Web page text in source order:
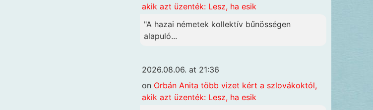
akik azt üzenték: Lesz, ha esik
"A hazai németek kollektív bűnösségen
alapuló...
2026.08.06. at 21:36
on Orbán Anita több vizet kért a szlovákoktól,
akik azt üzenték: Lesz, ha esik